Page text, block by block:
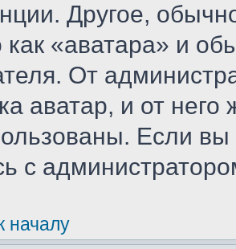
Другое,
как «аватара» и
От
аватар, и от него
Если
с
началу